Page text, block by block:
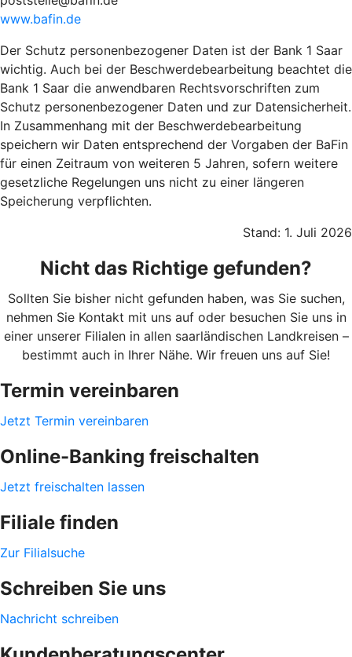
www.bafin.de
Der Schutz personenbezogener Daten ist der Bank 1 Saar
wichtig. Auch bei der Beschwerdebearbeitung beachtet die
Bank 1 Saar die anwendbaren Rechtsvorschriften zum
Schutz personenbezogener Daten und zur Datensicherheit.
In Zusammenhang mit der Beschwerdebearbeitung
speichern wir Daten entsprechend der Vorgaben der BaFin
für einen Zeitraum von weiteren 5 Jahren, sofern weitere
gesetzliche Regelungen uns nicht zu einer längeren
Speicherung verpflichten.
Stand: 1. Juli 2026
Nicht das Richtige gefunden?
Sollten Sie bisher nicht gefunden haben, was Sie suchen,
nehmen Sie Kontakt mit uns auf oder besuchen Sie uns in
einer unserer Filialen in allen saarländischen Landkreisen –
bestimmt auch in Ihrer Nähe. Wir freuen uns auf Sie!
Termin vereinbaren
Jetzt Termin vereinbaren
Online-Banking freischalten
Jetzt freischalten lassen
Filiale finden
Zur Filialsuche
Schreiben Sie uns
Nachricht schreiben